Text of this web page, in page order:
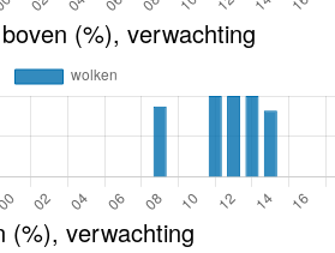
(%), verwachting
(%), verwachting